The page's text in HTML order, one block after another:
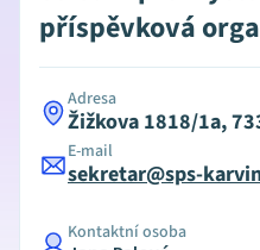
příspěvková
Adresa
Žižkova 1818/1a,
E-mail
sekretar@sps-
Kontaktní osoba